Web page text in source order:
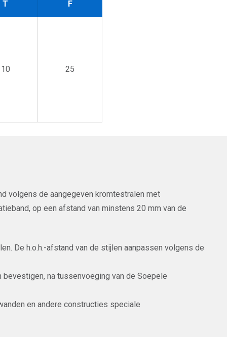
T F
10 25
volgens de aangegeven kromtestralen met
op een afstand van minstens 20 mm van de
De h.o.h.-afstand van de stijlen aanpassen volgens de
na tussenvoeging van de Soepele
en andere constructies speciale